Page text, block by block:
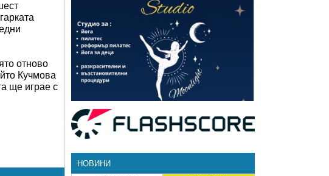
отново
Кучмова
ще играе с
НОВИНИ